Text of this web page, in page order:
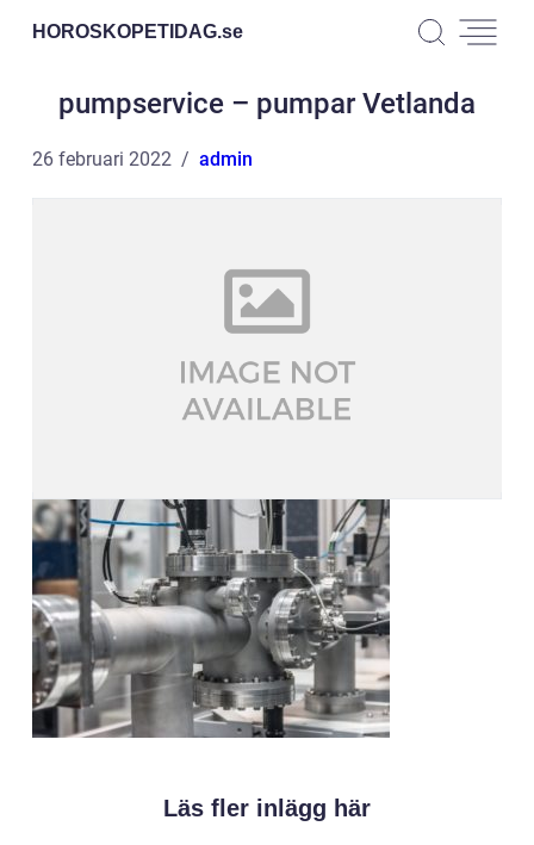
HOROSKOPETIDAG.se
pumpservice – pumpar Vetlanda
26 februari 2022 admin
Läs fler inlägg här